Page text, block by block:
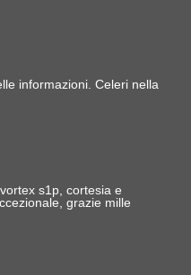
informazioni. Celeri nella
s1p, cortesia e
grazie mille